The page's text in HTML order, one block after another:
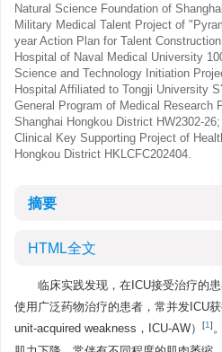
Natural Science Foundation of Shanghai
Military Medical Talent Project of
year Action Plan for Talent
Hospital of Naval Medical University
Science and Technology Initiation
Hospital Affiliated to Tongji University
General Program of Medical Research
Shanghai Hongkou District HW2302-26;
Clinical Key Supporting Project of
Hongkou District HKLCFC202404.
摘要
HTML全文
临床实践发现，在ICU接受治疗的
使用广泛药物治疗的患者，常并发ICU
unit-acquired weakness，ICU-AW）
[1]